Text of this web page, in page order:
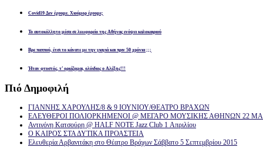
Covid19 Δεν έχουμε. Χιούμορ έχουμε;
Το αυτοκόλλητο μέσα σε λεωφορείο της Αθήνας ενόψει καλοκαιριού
Βρε παππού, έτσι το κάνατε με την γιαγιά και πριν 50 χρόνια ;;;
Ήταν φτυστός, τ’ ορκίζομαι, ολόιδιος ο Αλέξης!!!
Πιό Δημοφιλή
ΓΙΑΝΝΗΣ ΧΑΡΟΥΛΗΣ/8 & 9 ΙΟΥΝΙΟΥ/ΘΕΑΤΡΟ ΒΡΑΧΩΝ
ΕΛΕΥΘΕΡΟΙ ΠΟΛΙΟΡΚΗΜΕΝΟΙ @ ΜΕΓΑΡΟ ΜΟΥΣΙΚΗΣ ΑΘΗΝΩΝ 22
Αντιγόνη Κατσούρη @ HALF NOTE Jazz Club 1 Απριλίου
Ο ΚΑΙΡΟΣ ΣΤΑ ΔΥΤΙΚΑ ΠΡΟΑΣΤΕΙΑ
Ελευθερία Αρβανιτάκη στο Θέατρο Βράχων Σάββατο 5 Σεπτεμβρίου 2015